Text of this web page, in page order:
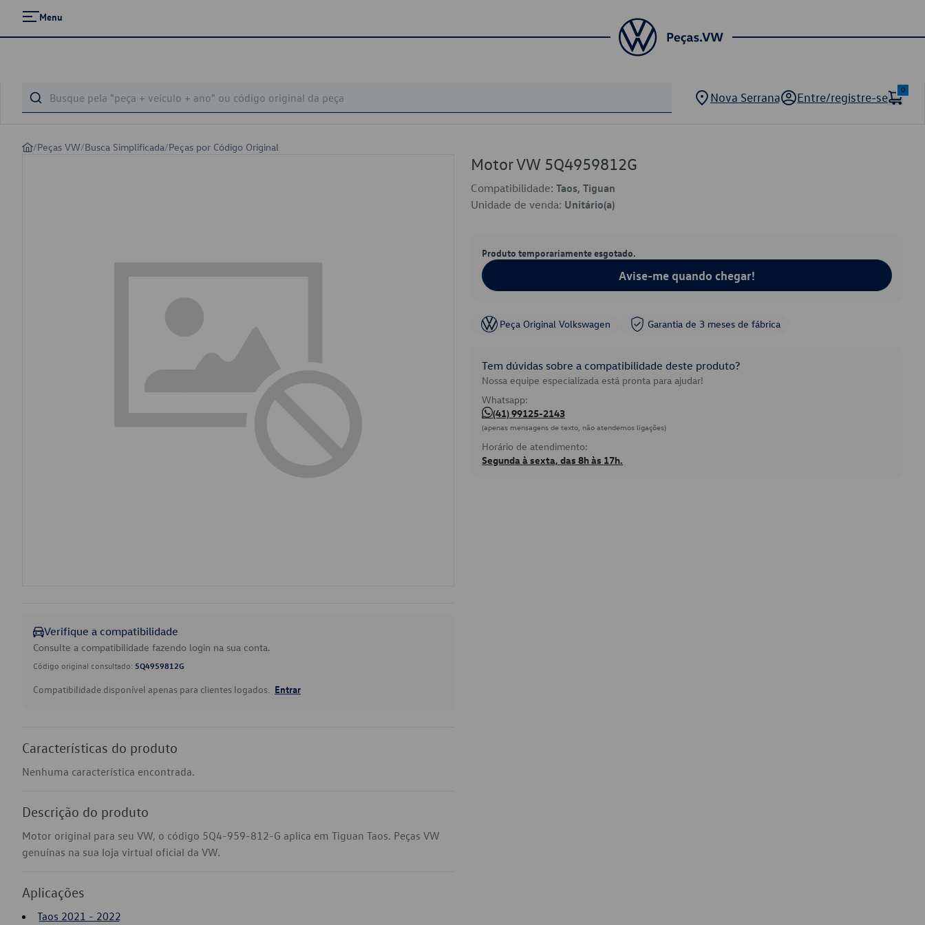
Menu
Nova Serrana Entre/registre-se
0
/Peças VW/Busca Simplificada/Peças por Código Original
Verifique a compatibilidade
Consulte a compatibilidade fazendo login na sua conta.
Código original consultado: 5Q4959812G
Compatibilidade disponível apenas para clientes logados. Entrar
Características do produto
Nenhuma característica encontrada.
Descrição do produto
Motor original para seu VW, o código 5Q4-959-812-G aplica em Tiguan Taos. Peças VW
genuínas na sua loja virtual oficial da VW.
Aplicações
Taos 2021 - 2022
Motor VW 5Q4959812G
Compatibilidade: Taos, Tiguan
Unidade de venda: Unitário(a)
Produto temporariamente esgotado.
Avise-me quando chegar!
Peça Original Volkswagen Garantia de 3 meses de fábrica
Tem dúvidas sobre a compatibilidade deste produto?
Nossa equipe especializada está pronta para ajudar!
Whatsapp:
(41) 99125-2143
(apenas mensagens de texto, não atendemos ligações)
Horário de atendimento:
Segunda à sexta, das 8h às 17h.